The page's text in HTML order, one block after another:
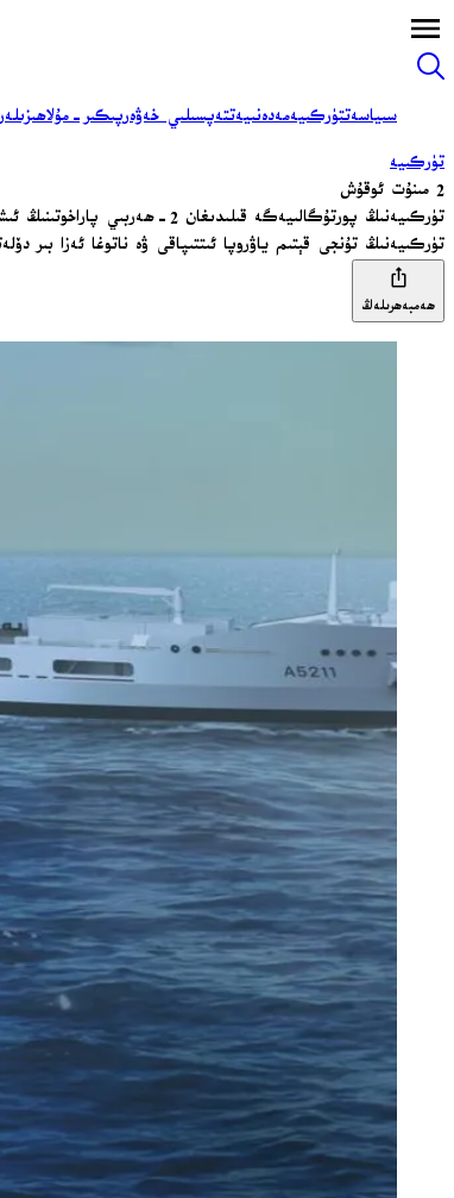
سىياسەتتۈركىيەمەدەنىيەتتەپسىلىي خەۋەرپىكىر-مۇلاھىزىلەر
تۈركىيە
2 مىنۇت ئوقۇش
تۈركىيەنىڭ پورتۇگالىيەگە قىلىدىغان 2-ھەربىي پاراخوتىنىڭ ئىشلەپچىقىرىلىشى باشلاندى
تۈركىيەنىڭ تۇنجى قېتىم ياۋروپا ئىتتىپاقى ۋە ناتوغا ئەزا
ھەمبەھرىلەڭ